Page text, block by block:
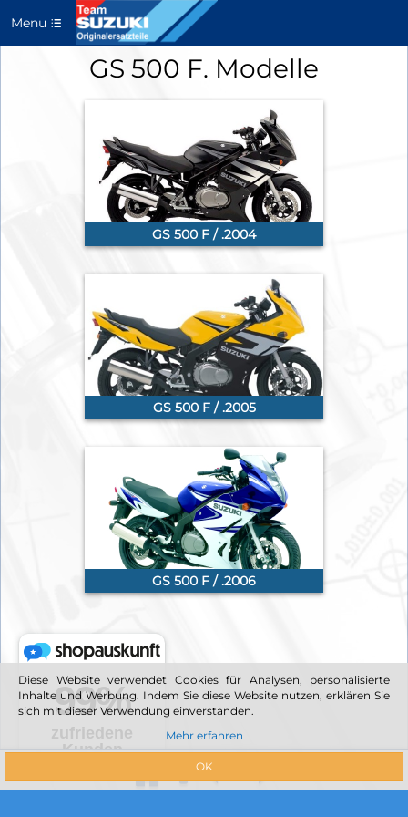
Menu
GS 500 F. Modelle
GS 500 F / .2004
GS 500 F / .2005
GS 500 F / .2006
Diese Website verwendet Cookies für Analysen, personalisierte
Inhalte und Werbung. Indem Sie diese Website nutzen, erklären Sie
sich mit dieser Verwendung einverstanden.
Mehr erfahren
OK